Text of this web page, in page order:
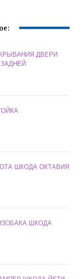
ДВЕРИ
ШКОДА ОКТАВИЯ
ШКОДА